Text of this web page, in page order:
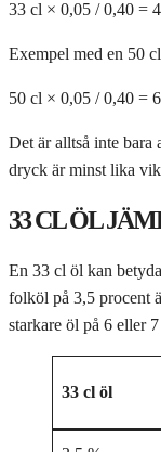
33 cl × 0,05 / 0,40 =
Exempel med en 50
50 cl × 0,05 / 0,40 =
Det är alltså inte bara
dryck är minst lika
33 CL ÖL
En 33 cl öl kan
folköl på 3,5 procent
starkare öl på 6 eller
33 cl öl